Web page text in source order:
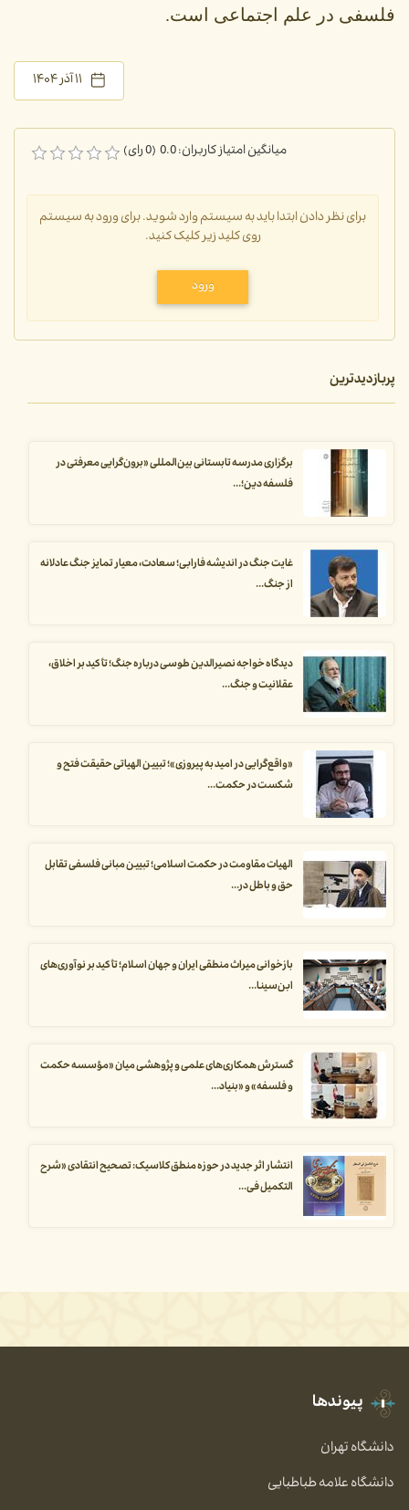
فلسفی در علم اجتماعی است.
۱۱ آذر ۱۴۰۴
میانگین امتیاز کاربران: 0.0 (0 رای)
برای نظر دادن ابتدا باید به سیستم وارد شوید. برای ورود به سیستم
روی کلید زیر کلیک کنید.
ورود
پربازدیدترین
برگزاری مدرسه تابستانی بین‌المللی «برون‌گرایی معرفتی در
فلسفه دین؛...
غایت جنگ در اندیشه فارابی؛ سعادت، معیار تمایز جنگ عادلانه
از جنگ...
دیدگاه خواجه نصیرالدین طوسی درباره جنگ؛ تأکید بر اخلاق،
عقلانیت و جنگ...
«واقع‌گرایی در امید به پیروزی»؛ تبیین الهیاتی حقیقت فتح و
شکست در حکمت...
الهیات مقاومت در حکمت اسلامی؛ تبیین مبانی فلسفی تقابل
حق و باطل در...
بازخوانی میراث منطقی ایران و جهان اسلام؛ تأکید بر نوآوری‌های
ابن‌سینا...
گسترش همکاری‌های علمی و پژوهشی میان «مؤسسه حکمت
و فلسفه» و «بنیاد...
انتشار اثر جدید در حوزه منطق کلاسیک: تصحیح انتقادی «شرح
التکمیل فی...
پیوندها
دانشگاه تهران
دانشگاه علامه طباطبایی